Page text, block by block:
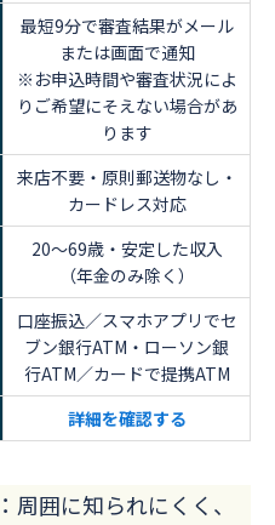
最短9分で審査結果がメール
または画面で通知
※お申込時間や審査状況によ
りご希望にそえない場合があ
ります
来店不要・原則郵送物なし・
カードレス対応
20～69歳・安定した収入
（年金のみ除く）
口座振込／スマホアプリでセ
ブン銀行ATM・ローソン銀
行ATM／カードで提携ATM
詳細を確認する
：周囲に知られにくく、